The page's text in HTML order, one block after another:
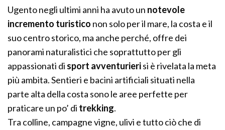
Ugento negli ultimi anni ha avuto un notevole
incremento turistico non solo per il mare, la costa e il
suo centro storico, ma anche perché, offre dei
panorami naturalistici che soprattutto per gli
appassionati di sport avventurierisi è rivelata la meta
più ambita. Sentieri e bacini artificiali situati nella
parte alta della costa sono le aree perfette per
praticare un po’ di trekking.
Tra colline, campagne vigne, ulivi e tutto ciò che di